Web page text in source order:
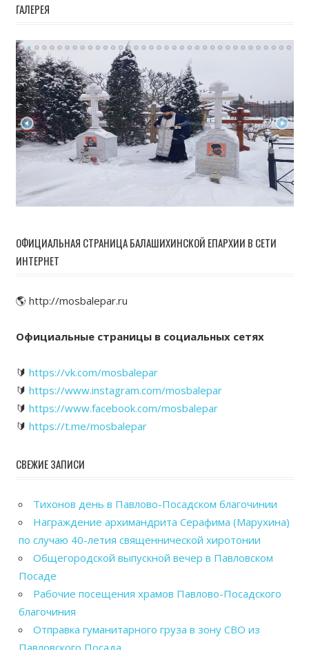
ГАЛЕРЕЯ
ОФИЦИАЛЬНАЯ СТРАНИЦА БАЛАШИХИНСКОЙ ЕПАРХИИ В СЕТИ
ИНТЕРНЕТ
🌎 http://mosbalepar.ru
Официальные страницы в социальных сетях
🔰 https://vk.com/mosbalepar
🔰 https://www.instagram.com/mosbalepar
🔰 https://www.facebook.com/mosbalepar
🔰 https://t.me/mosbalepar
СВЕЖИЕ ЗАПИСИ
Тихонов день в Павлово-Посадском благочинии
Награждение архимандрита Серафима (Марухина)
по случаю 40-летия священнической хиротонии
Общегородской выпускной вечер в Павловском
Посаде
Рабочие посещения храмов Павлово-Посадского
благочиния
Отправка гуманитарного груза в зону СВО из